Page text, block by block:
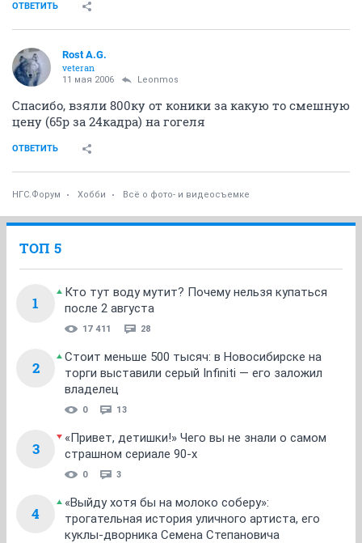
ОТВЕТИТЬ
Rost A.G.
veteran
11 мая 2006 Leonmos
Спасибо, взяли 800ку от коники за какую то смешную
цену (65р за 24кадра) на гогеля
ОТВЕТИТЬ
НГС.Форум Хобби Всё о фото- и видеосъемке
ТОП 5
1
Кто тут воду мутит? Почему нельзя купаться
после 2 августа
17 411 28
2
Стоит меньше 500 тысяч: в Новосибирске на
торги выставили серый Infiniti — его заложил
владелец
0 13
3
«Привет, детишки!» Чего вы не знали о самом
страшном сериале 90-х
0 3
4
«Выйду хотя бы на молоко соберу»:
трогательная история уличного артиста, его
куклы-дворника Семена Степановича